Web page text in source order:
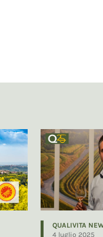
QUALIVITA
4 luglio 2025